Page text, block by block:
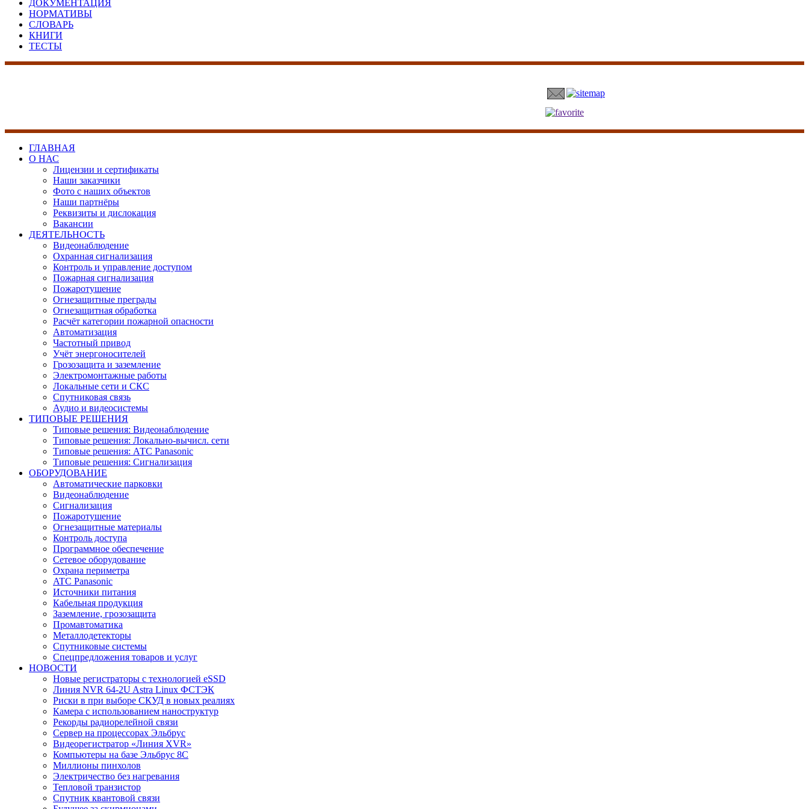
ДОКУМЕНТАЦИЯ
НОРМАТИВЫ
СЛОВАРЬ
КНИГИ
ТЕСТЫ
ГЛАВНАЯ
О НАС
Лицензии и сертификаты
Наши заказчики
Фото с наших объектов
Наши партнёры
Реквизиты и дислокация
Вакансии
ДЕЯТЕЛЬНОСТЬ
Видеонаблюдение
Охранная сигнализация
Контроль и управление доступом
Пожарная сигнализация
Пожаротушение
Огнезащитные преграды
Огнезащитная обработка
Расчёт категории пожарной опасности
Автоматизация
Частотный привод
Учёт энергоносителей
Грозозащита и заземление
Электромонтажные работы
Локальные сети и СКС
Спутниковая связь
Аудио и видеосистемы
ТИПОВЫЕ РЕШЕНИЯ
Типовые решения: Видеонаблюдение
Типовые решения: Локально-вычисл. сети
Типовые решения: АТС Panasonic
Типовые решения: Сигнализация
ОБОРУДОВАНИЕ
Автоматические парковки
Видеонаблюдение
Сигнализация
Пожаротушение
Огнезащитные материалы
Контроль доступа
Программное обеспечение
Сетевое оборудование
Охрана периметра
ATC Panasonic
Источники питания
Кабельная продукция
Заземление, грозозащита
Промавтоматика
Металлодетекторы
Спутниковые системы
Спецпредложения товаров и услуг
НОВОСТИ
Новые регистраторы с технологией eSSD
Линия NVR 64-2U Astra Linux ФСТЭК
Риски в при выборе СКУД в новых реалиях
Камера с использованием наноструктур
Рекорды радиорелейной связи
Сервер на процессорах Эльбрус
Видеорегистратор «Линия XVR»
Компьютеры на базе Эльбрус 8С
Миллионы пинхолов
Электричество без нагревания
Тепловой транзистор
Спутник квантовой связи